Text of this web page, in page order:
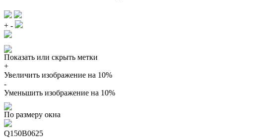
+ -
Показать или скрыть метки
+
Увеличить изображение на 10%
-
Уменьшить изображение на 10%
По размеру окна
Q150B0625